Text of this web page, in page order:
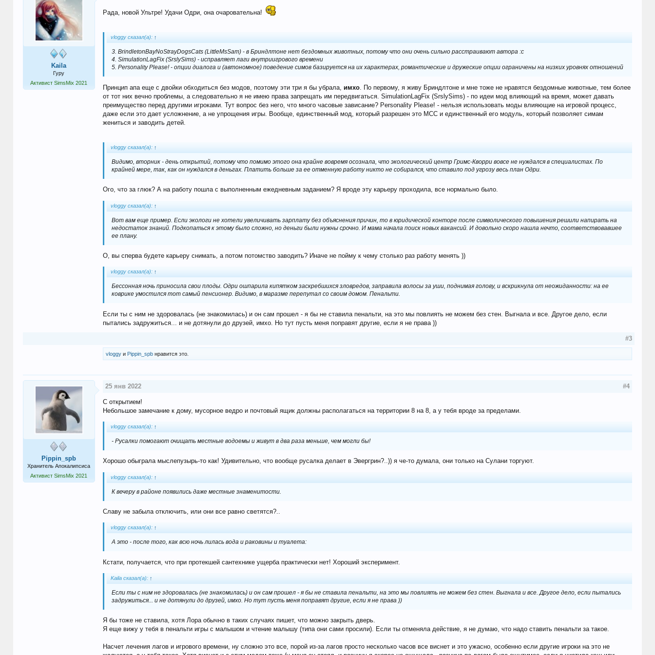
Kaila
Гуру
Активист SimsMix 2021
Рада, новой Ультре! Удачи Одри, она очаровательна!
vloggy сказал(а): ↑
3. BrindletonBayNoStrayDogsCats (LittleMsSam) - в Бриндлтоне нет бездомных животных, потому что они очень сильно расстраивают автора :с
4. SimulationLagFix (SrslySims) - исправляет лаги внутриигрового времени
5. Personality Please! - опции диалога и (автономное) поведение симов базируется на их характерах, романтические и дружеские опции ограничены на низких уровнях отношений
Принцип апа еще с двойки обходиться без модов, поэтому эти три я бы убрала, имхо. По первому, я живу Бриндлтоне и мне тоже не нравятся бездомные животные, тем более
от тот них вечно проблемы, а следовательно я не имею права запрещать им передвигаться. SimulationLagFix (SrslySims) - по идеи мод влияющий на время, может давать
преимущество перед другими игроками. Тут вопрос без него, что много часовые зависание? Personality Please! - нельзя использовать моды влияющие на игровой процесс,
даже если это дает усложнение, а не упрощения игры. Вообще, единственный мод, который разрешен это МСС и единственный его модуль, который позволяет симам
жениться и заводить детей.
vloggy сказал(а): ↑
Видимо, вторник - день открытий, потому что помимо этого она крайне вовремя осознала, что экологический центр Гримс-Кворри вовсе не нуждался в специалистах. По
крайней мере, так, как он нуждался в деньгах. Платить больше за ее отменную работу никто не собирался, что ставило под угрозу весь план Одри.
Ого, что за глюк? А на работу пошла с выполненным ежедневным заданием? Я вроде эту карьеру проходила, все нормально было.
vloggy сказал(а): ↑
Вот вам еще пример. Если экологи не хотели увеличивать зарплату без объяснения причин, то в юридической конторе после символического повышения решили напирать на
недостаток знаний. Подкопаться к этому было сложно, но деньги были нужны срочно. И мама начала поиск новых вакансий. И довольно скоро нашла нечто, соответствовавшее
ее плану.
О, вы сперва будете карьеру снимать, а потом потомство заводить? Иначе не пойму к чему столько раз работу менять ))
vloggy сказал(а): ↑
Бессонная ночь приносила свои плоды. Одри ошпарила кипятком заскребшихся зловредов, заправила волосы за уши, поднимая голову, и вскрикнула от неожиданности: на ее
коврике умостился тот самый пенсионер. Видимо, в маразме перепутал со своим домом. Пенальти.
Если ты с ним не здоровалась (не знакомилась) и он сам прошел - я бы не ставила пенальти, на это мы повлиять не можем без стен. Выгнала и все. Другое дело, если
пытались задружиться... и не дотянули до друзей, имхо. Но тут пусть меня поправят другие, если я не права ))
#3
vloggyи Pippin_spbнравится это.
Pippin_spb
Хранитель Апокалипсиса
Активист SimsMix 2021
25 янв 2022 #4
С открытием!
Небольшое замечание к дому, мусорное ведро и почтовый ящик должны располагаться на территории 8 на 8, а у тебя вроде за пределами.
vloggy сказал(а): ↑
- Русалки помогают очищать местные водоемы и живут в два раза меньше, чем могли бы!
Хорошо обыграла мыслепузырь-то как! Удивительно, что вообще русалка делает в Эвергрин?..)) я че-то думала, они только на Сулани торгуют.
vloggy сказал(а): ↑
К вечеру в районе появились даже местные знаменитости.
Славу не забыла отключить, или они все равно светятся?..
vloggy сказал(а): ↑
А это - после того, как всю ночь лилась вода и раковины и туалета:
Кстати, получается, что при протекшей сантехнике ущерба практически нет! Хороший эксперимент.
Kaila сказал(а): ↑
Если ты с ним не здоровалась (не знакомилась) и он сам прошел - я бы не ставила пенальти, на это мы повлиять не можем без стен. Выгнала и все. Другое дело, если пытались
задружиться... и не дотянули до друзей, имхо. Но тут пусть меня поправят другие, если я не права ))
Я бы тоже не ставила, хотя Лора обычно в таких случаях пишет, что можно закрыть дверь.
Я еще вижу у тебя в пенальти игры с малышом и чтение малышу (типа они сами просили). Если ты отменяла действие, я не думаю, что надо ставить пенальти за такое.
Насчет лечения лагов и игрового времени, ну сложно это все, порой из-за лагов просто несколько часов все виснет и это ужасно, особенно если другие игроки на это не